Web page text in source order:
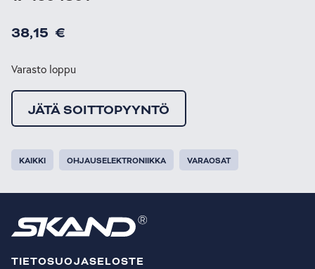
38,15 €
Varasto loppu
JÄTÄ SOITTOPYYNTÖ
KAIKKI OHJAUSELEKTRONIIKKA VARAOSAT
TIETOSUOJASELOSTE